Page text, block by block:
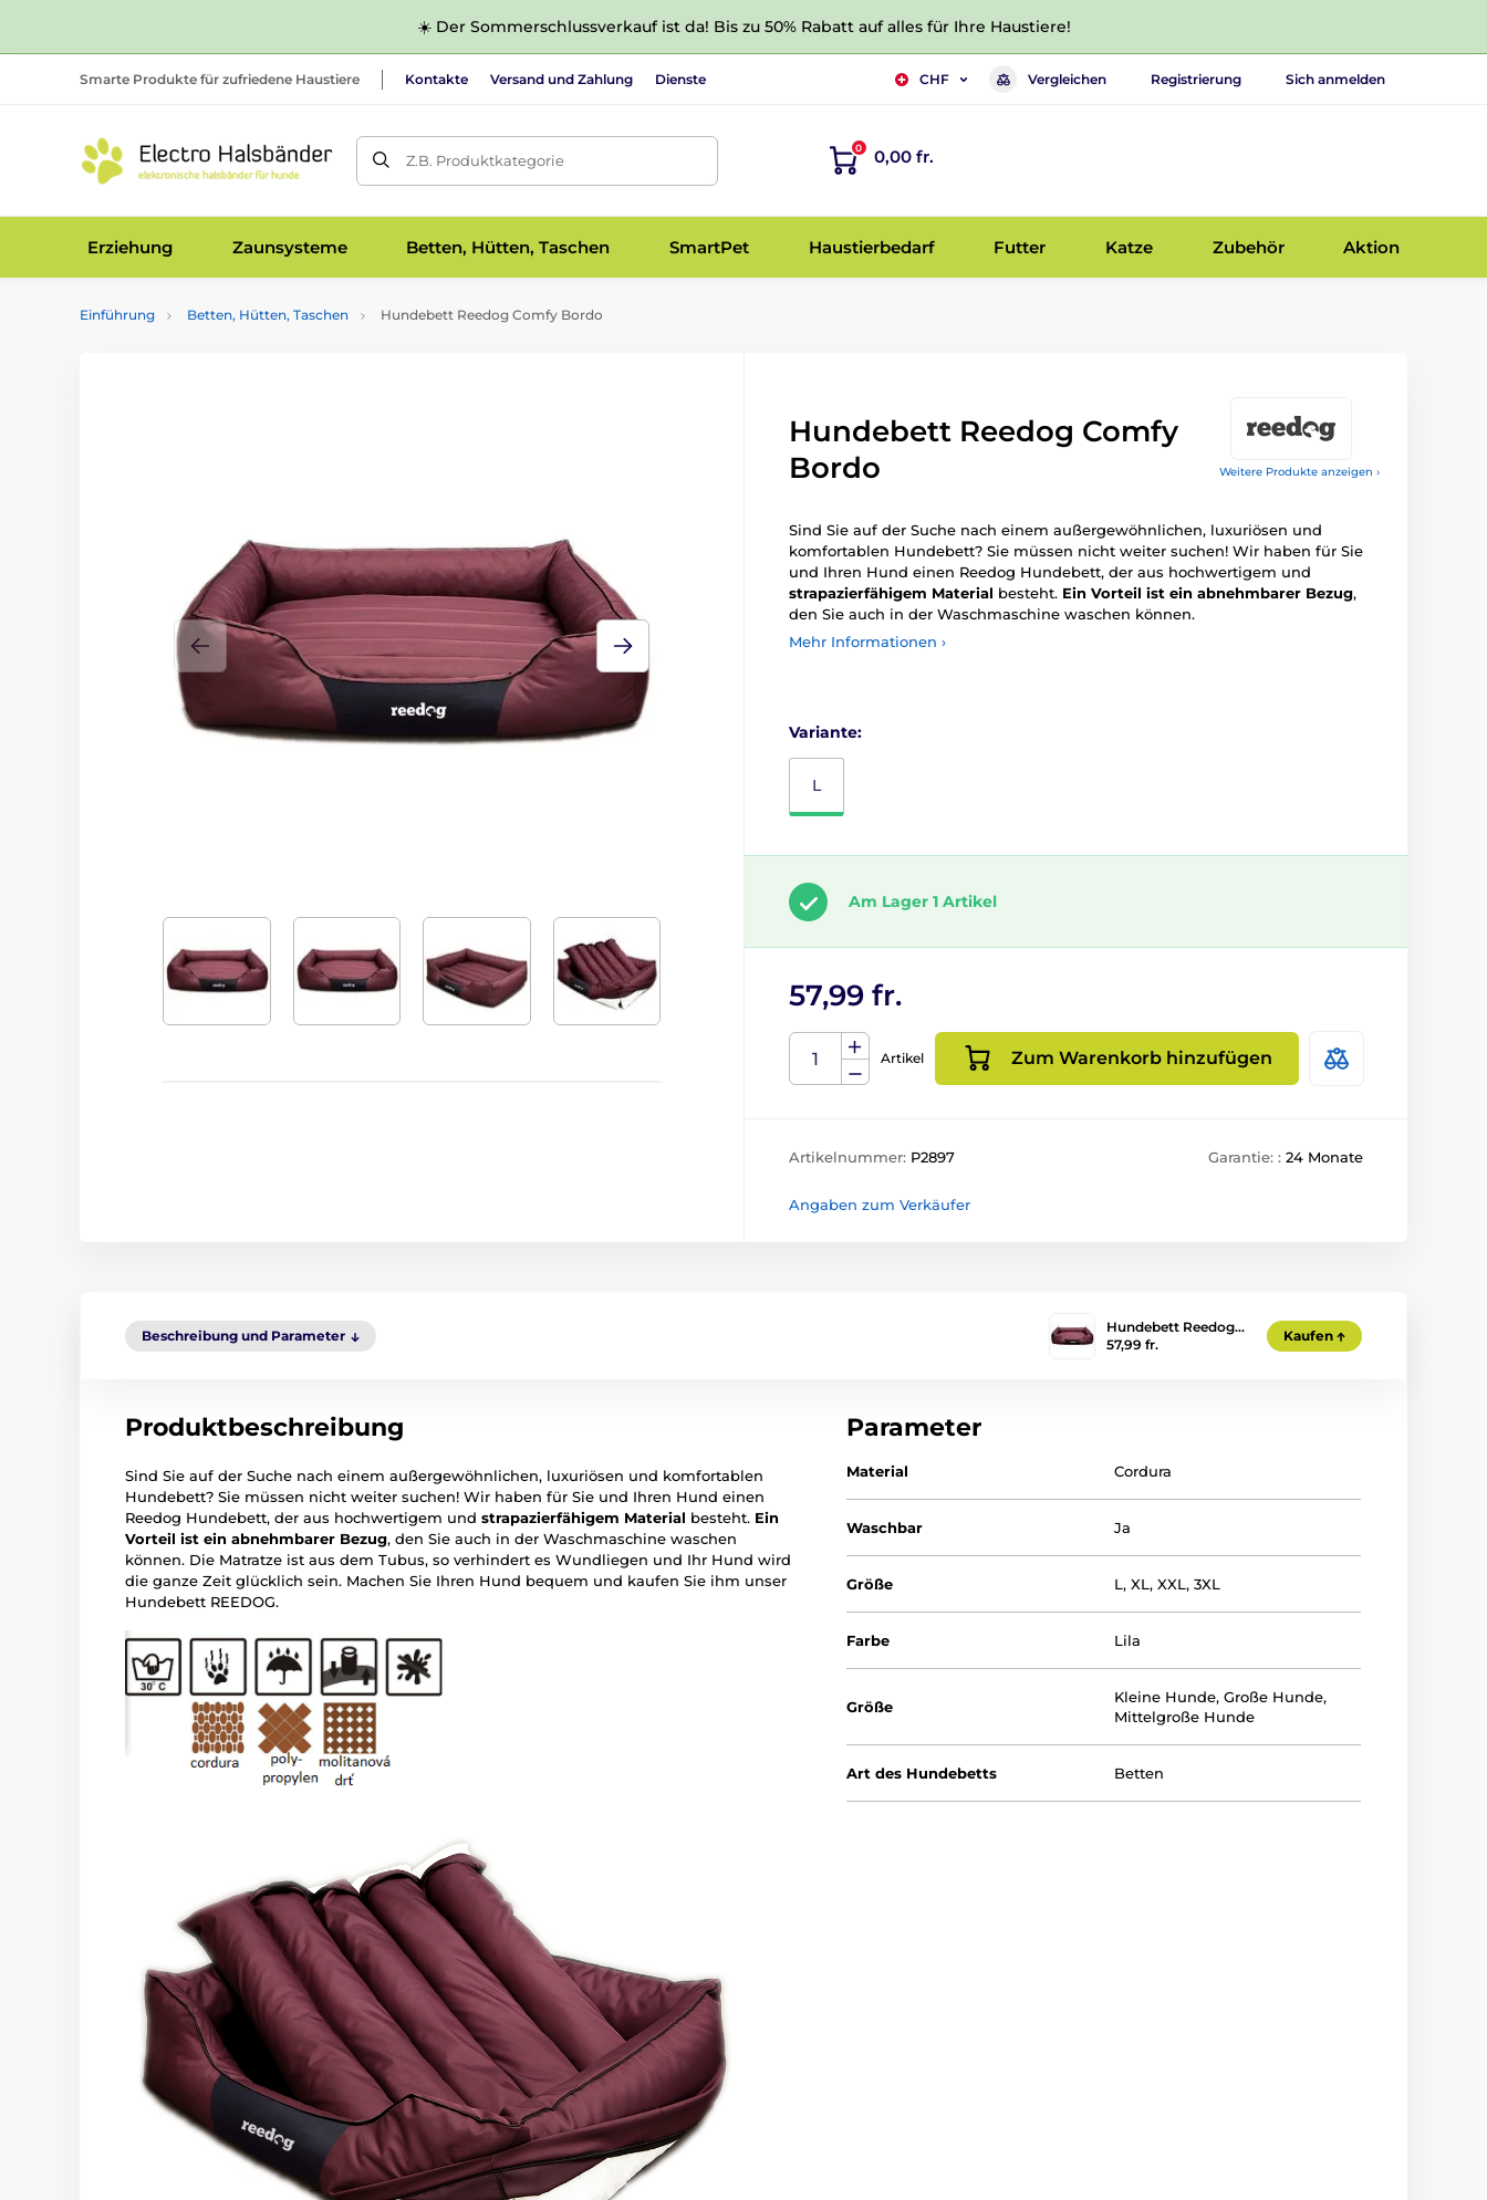
☀️ Der Sommerschlussverkauf ist da! Bis zu 50% Rabatt auf alles für Ihre Haustiere!
Smarte Produkte für zufriedene Haustiere Kontakte Versand und Zahlung Dienste CHF Vergleichen Registrierung Sich anmelden
Z.B. Produktkategorie
0 0,00 fr.
Erziehung Zaunsysteme Betten, Hütten, Taschen SmartPet Haustierbedarf Futter Katze Zubehör Aktion
Einführung Betten, Hütten, Taschen Hundebett Reedog Comfy Bordo
Weitere Produkte anzeigen ›
Hundebett Reedog Comfy
Bordo
Sind Sie auf der Suche nach einem außergewöhnlichen, luxuriösen und
komfortablen Hundebett? Sie müssen nicht weiter suchen! Wir haben für Sie
und Ihren Hund einen Reedog Hundebett, der aus hochwertigem und
strapazierfähigem Material besteht. Ein Vorteil ist ein abnehmbarer Bezug,
den Sie auch in der Waschmaschine waschen können.
Mehr Informationen ›
Variante:
L
Am Lager 1 Artikel
57,99 fr.
Artikel Zum Warenkorb hinzufügen
Artikelnummer: P2897 Garantie: : 24 Monate
Angaben zum Verkäufer
Beschreibung und Parameter
Hundebett Reedog…
57,99 fr.
Kaufen
Produktbeschreibung
Sind Sie auf der Suche nach einem außergewöhnlichen, luxuriösen und komfortablen
Hundebett? Sie müssen nicht weiter suchen! Wir haben für Sie und Ihren Hund einen
Reedog Hundebett, der aus hochwertigem und strapazierfähigem Material besteht. Ein
Vorteil ist ein abnehmbarer Bezug, den Sie auch in der Waschmaschine waschen
können. Die Matratze ist aus dem Tubus, so verhindert es Wundliegen und Ihr Hund wird
die ganze Zeit glücklich sein. Machen Sie Ihren Hund bequem und kaufen Sie ihm unser
Hundebett REEDOG.
Parameter
Material Cordura
Waschbar Ja
Größe L,XL,XXL,3XL
Farbe Lila
Größe
Kleine Hunde,Große Hunde,
Mittelgroße Hunde
Art des Hundebetts Betten